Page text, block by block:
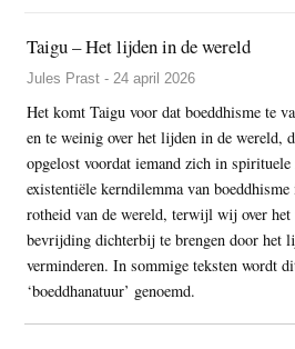
Taigu – Het lijden in de wereld
Jules Prast - 24 april 2026
Het komt Taigu voor dat boeddhisme te
en te weinig over het lijden in de wereld,
opgelost voordat iemand zich in
existentiële kerndilemma van
rotheid van de wereld, terwijl wij over het
bevrijding dichterbij te brengen door het
verminderen. In sommige teksten wordt
‘boeddhanatuur’ genoemd.